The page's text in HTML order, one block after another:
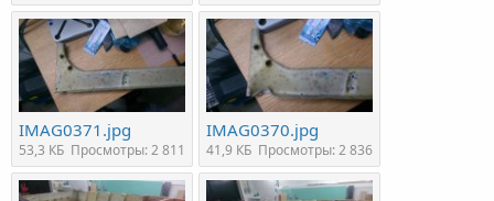
IMAG0371.jpg
53,3 КБ Просмотры: 2 811
IMAG0370.jpg
41,9 КБ Просмотры: 2 836